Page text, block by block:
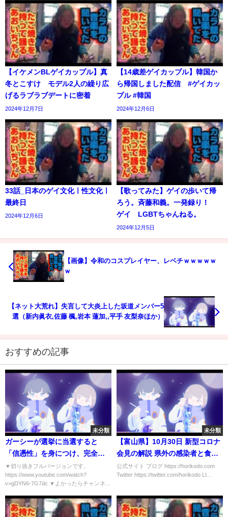
【イケメンBLゲイカップル】真
冬とこすけ モデル2人の繰り広
げるラブラブデートに密着
2024年12月7日
【14歳差ゲイカップル】韓国か
ら帰国しました配信 #ゲイカッ
プル #韓国
2024年12月6日
33話_日本のゲイ文化ㅣ性文化ㅣ
最終日
2024年12月6日
【歌ってみた】ゲイの歩いて帰
ろう。斉藤和義。一発録り！
ゲイ LGBTちゃんねる。
2024年12月5日
【画像】令和のコスプレイヤー、レベチｗｗｗｗｗ
ｗ
【ネット大荒れ】失言して大炎上した坂道メンバー5
選（新内眞衣,佐藤 楓,岩本 蓮加,,平手 友梨奈ほか）
おすすめの記事
未分類
ガーシーが選挙に当選すると
「信憑性」を身につけ、完全体=
パーフェクト・ガシになりま
す。【堀江貴文/ホリエモン/切り
抜き/NHK党/ガーシー/東谷義和/
参議院選挙】
▼切り抜きフルバージョンです。
https://www.youtube.com/watch?
v=gDYN6-7G7dc ▼よかったらチャンネ...
未分類
【富山県】10月30日 新型コロナ
会見の解説 県外の感染者と食事
した富山市40代男性が感染 事例
番号426
公式サイト ブログ https://horikodo.com
Twitter https://twitter.com/horikodo LI...